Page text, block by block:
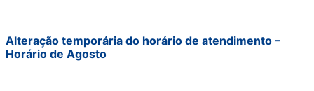
Alteração temporária do horário de atendimento –
Horário de Agosto